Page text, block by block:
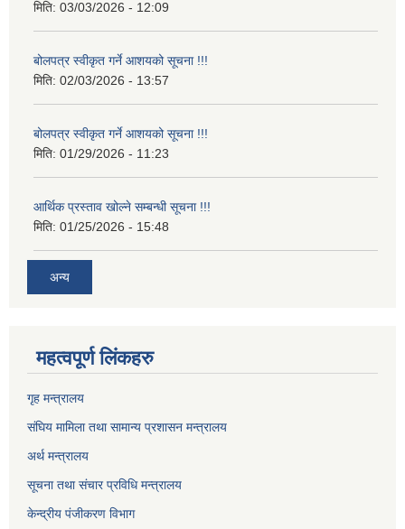
मिति: 03/03/2026 - 12:09
बोलपत्र स्वीकृत गर्ने आशयको सूचना !!!
मिति: 02/03/2026 - 13:57
बोलपत्र स्वीकृत गर्ने आशयको सूचना !!!
मिति: 01/29/2026 - 11:23
आर्थिक प्रस्ताव खोल्ने सम्बन्धी सूचना !!!
मिति: 01/25/2026 - 15:48
अन्य
महत्वपूर्ण लिंकहरु
गृह मन्त्रालय
संघिय मामिला तथा सामान्य प्रशासन मन्त्रालय
अर्थ मन्त्रालय
सूचना तथा संचार प्रविधि मन्त्रालय
केन्द्रीय पंजीकरण विभाग